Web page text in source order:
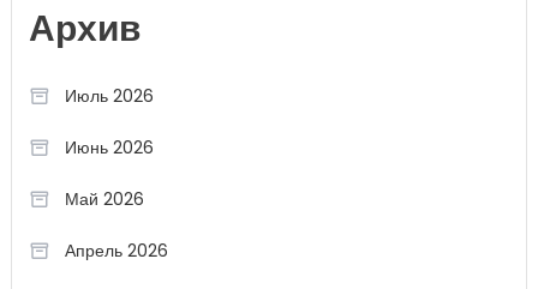
Архив
Июль 2026
Июнь 2026
Май 2026
Апрель 2026